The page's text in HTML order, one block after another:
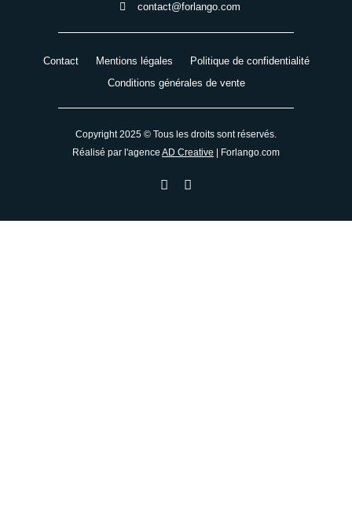
contact@forlango.com
Contact Mentions légales
Politique de confidentialité
Conditions générales de vente
Copyright 2025 © Tous les droits sont réservés.
Réalisé par l'agence AD Creative | Forlango.com